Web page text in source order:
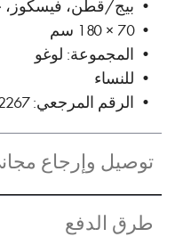
• بيج/قطن، فيسكوز،
• 70 × 180 سم
• المجموعة: لوغو
• للنساء
• الرقم المرجعي: 242267-0749
توصيل وإرجاع
طرق الدفع